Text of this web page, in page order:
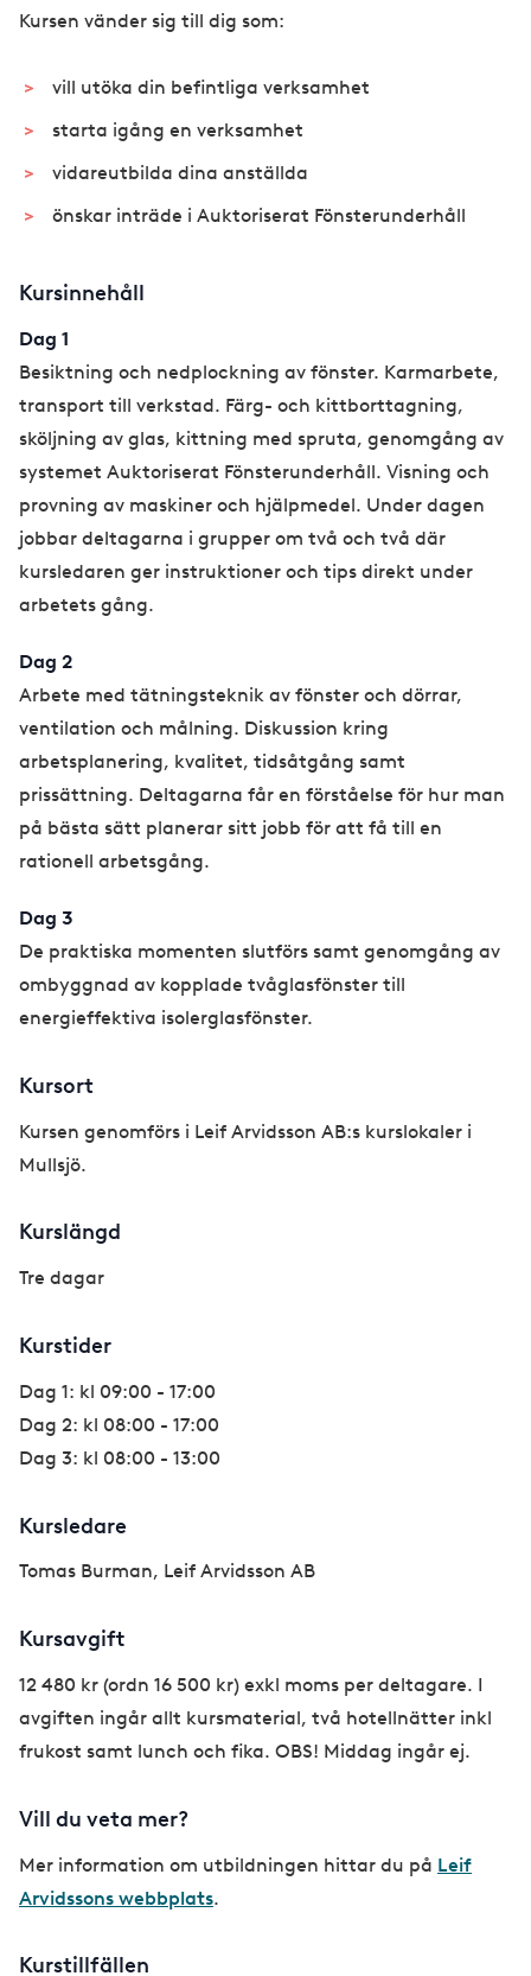
Kursen vänder sig till dig som:
vill utöka din befintliga verksamhet
starta igång en verksamhet
vidareutbilda dina anställda
önskar inträde i Auktoriserat Fönsterunderhåll
Kursinnehåll
Dag 1
Besiktning och nedplockning av fönster. Karmarbete,
transport till verkstad. Färg- och kittborttagning,
sköljning av glas, kittning med spruta, genomgång av
systemet Auktoriserat Fönsterunderhåll. Visning och
provning av maskiner och hjälpmedel. Under dagen
jobbar deltagarna i grupper om två och två där
kursledaren ger instruktioner och tips direkt under
arbetets gång.
Dag 2
Arbete med tätningsteknik av fönster och dörrar,
ventilation och målning. Diskussion kring
arbetsplanering, kvalitet, tidsåtgång samt
prissättning. Deltagarna får en förståelse för hur man
på bästa sätt planerar sitt jobb för att få till en
rationell arbetsgång.
Dag 3
De praktiska momenten slutförs samt genomgång av
ombyggnad av kopplade tvåglasfönster till
energieffektiva isolerglasfönster.
Kursort
Kursen genomförs i Leif Arvidsson AB:s kurslokaler i
Mullsjö.
Kurslängd
Tre dagar
Kurstider
Dag 1: kl 09:00 - 17:00
Dag 2: kl 08:00 - 17:00
Dag 3: kl 08:00 - 13:00
Kursledare
Tomas Burman, Leif Arvidsson AB
Kursavgift
12 480 kr (ordn 16 500 kr) exkl moms per deltagare. I
avgiften ingår allt kursmaterial, två hotellnätter inkl
frukost samt lunch och fika. OBS! Middag ingår ej.
Vill du veta mer?
Mer information om utbildningen hittar du på Leif
Arvidssons webbplats.
Kurstillfällen